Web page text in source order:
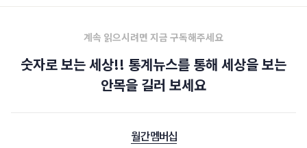
계속 읽으시려면 지금 구독해주세요
숫자로 보는 세상!! 통계뉴스를 통해 세상을 보는
안목을 길러 보세요
월간 멤버십